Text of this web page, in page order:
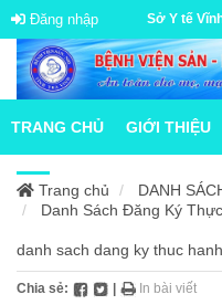
Đăng nhập Sở Y tế
TRANG CHỦ GIỚI THIỆU
Trang chủ
DANH
Danh Sách Đăng Ký
danh sach dang ky thuc
Chia sẻ: | In bài viết